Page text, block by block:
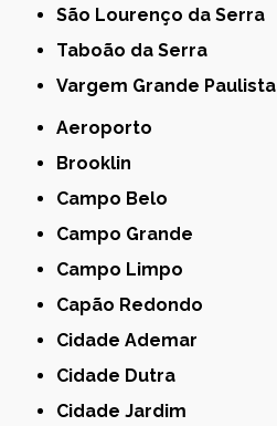
São Lourenço da Serra
Taboão da Serra
Vargem Grande Paulista
Aeroporto
Brooklin
Campo Belo
Campo Grande
Campo Limpo
Capão Redondo
Cidade Ademar
Cidade Dutra
Cidade Jardim